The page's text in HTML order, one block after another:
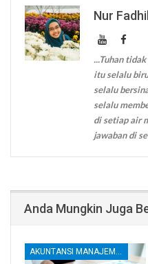
Nur
...Tuhan
itu selalu
selalu
selalu
di setiap air
jawaban di
Anda Mungkin Juga